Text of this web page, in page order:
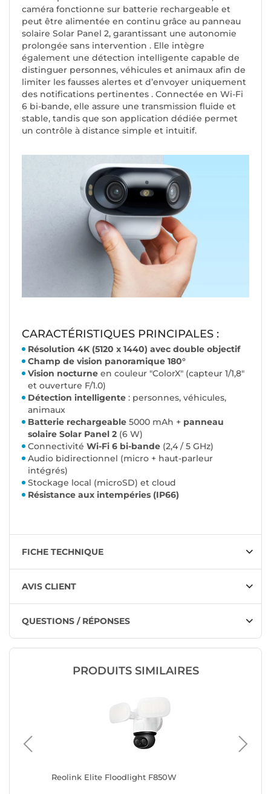
caméra fonctionne sur batterie rechargeable et
peut être alimentée en continu grâce au panneau
solaire Solar Panel 2, garantissant une autonomie
prolongée sans intervention . Elle intègre
également une détection intelligente capable de
distinguer personnes, véhicules et animaux afin de
limiter les fausses alertes et d’envoyer uniquement
des notifications pertinentes . Connectée en Wi-Fi
6 bi-bande, elle assure une transmission fluide et
stable, tandis que son application dédiée permet
un contrôle à distance simple et intuitif.
CARACTÉRISTIQUES PRINCIPALES :
Résolution 4K (5120 x 1440) avec double objectif
Champ de vision panoramique 180°
Vision nocturne en couleur "ColorX" (capteur 1/1,8"
et ouverture F/1.0)
Détection intelligente : personnes, véhicules,
animaux
Batterie rechargeable 5000 mAh + panneau
solaire Solar Panel 2 (6 W)
Connectivité Wi-Fi 6 bi-bande (2,4 / 5 GHz)
Audio bidirectionnel (micro + haut-parleur
intégrés)
Stockage local (microSD) et cloud
Résistance aux intempéries (IP66)
FICHE TECHNIQUE
AVIS CLIENT
QUESTIONS / RÉPONSES
PRODUITS SIMILAIRES
Reolink Elite Floodlight F850W